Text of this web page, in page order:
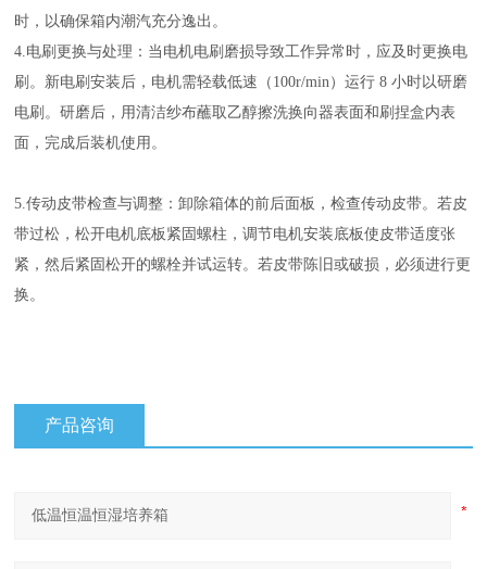
时，以确保箱内潮汽充分逸出。
4.电刷更换与处理：当电机电刷磨损导致工作异常时，应及时更换电
刷。新电刷安装后，电机需轻载低速（100r/min）运行 8 小时以研磨
电刷。研磨后，用清洁纱布蘸取乙醇擦洗换向器表面和刷捏盒内表
面，完成后装机使用。
5.传动皮带检查与调整：卸除箱体的前后面板，检查传动皮带。若皮
带过松，松开电机底板紧固螺柱，调节电机安装底板使皮带适度张
紧，然后紧固松开的螺栓并试运转。若皮带陈旧或破损，必须进行更
换。
产品咨询